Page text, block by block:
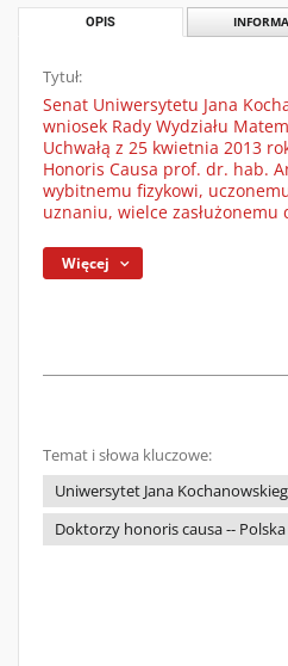
OPIS
Tytuł:
Senat Uniwersytetu Jana
wniosek Rady Wydziału
Uchwałą z 25 kwietnia 2013
Honoris Causa prof. dr. hab.
wybitnemu fizykowi,
uznaniu, wielce
Więcej
Temat i słowa kluczowe:
Uniwersytet Jana
Doktorzy honoris causa -- Polska